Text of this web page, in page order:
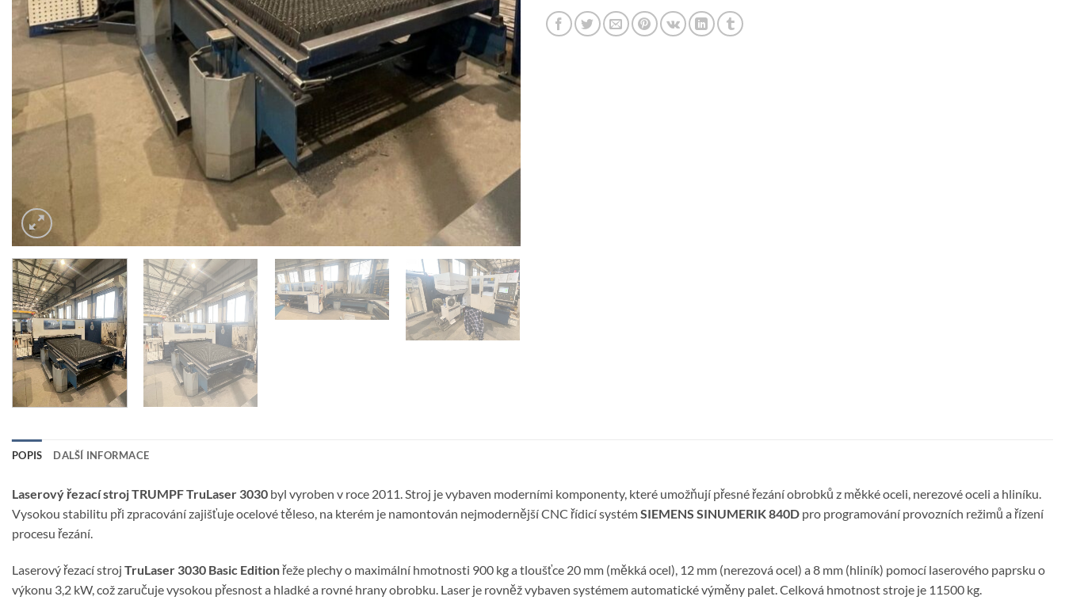
POPIS DALŠÍ INFORMACE
Laserový řezací stroj TRUMPF TruLaser 3030 byl vyroben v roce 2011. Stroj je vybaven moderními komponenty, které umožňují přesné řezání obrobků z měkké oceli, nerezové oceli a hliníku.
Vysokou stabilitu při zpracování zajišťuje ocelové těleso, na kterém je namontován nejmodernější CNC řídicí systémSIEMENS SINUMERIK 840D pro programování provozních režimů a řízení
procesu řezání.
Laserový řezací stroj TruLaser 3030 Basic Editionřeže plechy o maximální hmotnosti 900 kg a tloušťce 20 mm (měkká ocel), 12 mm (nerezová ocel) a 8 mm (hliník) pomocí laserového paprsku o
výkonu 3,2 kW, což zaručuje vysokou přesnost a hladké a rovné hrany obrobku. Laser je rovněž vybaven systémem automatické výměny palet. Celková hmotnost stroje je 11500 kg.